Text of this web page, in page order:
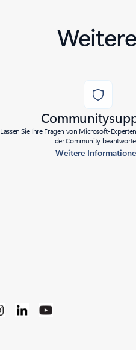
Lassen Sie Ihre Fragen von Microsoft-
der Community
Weitere